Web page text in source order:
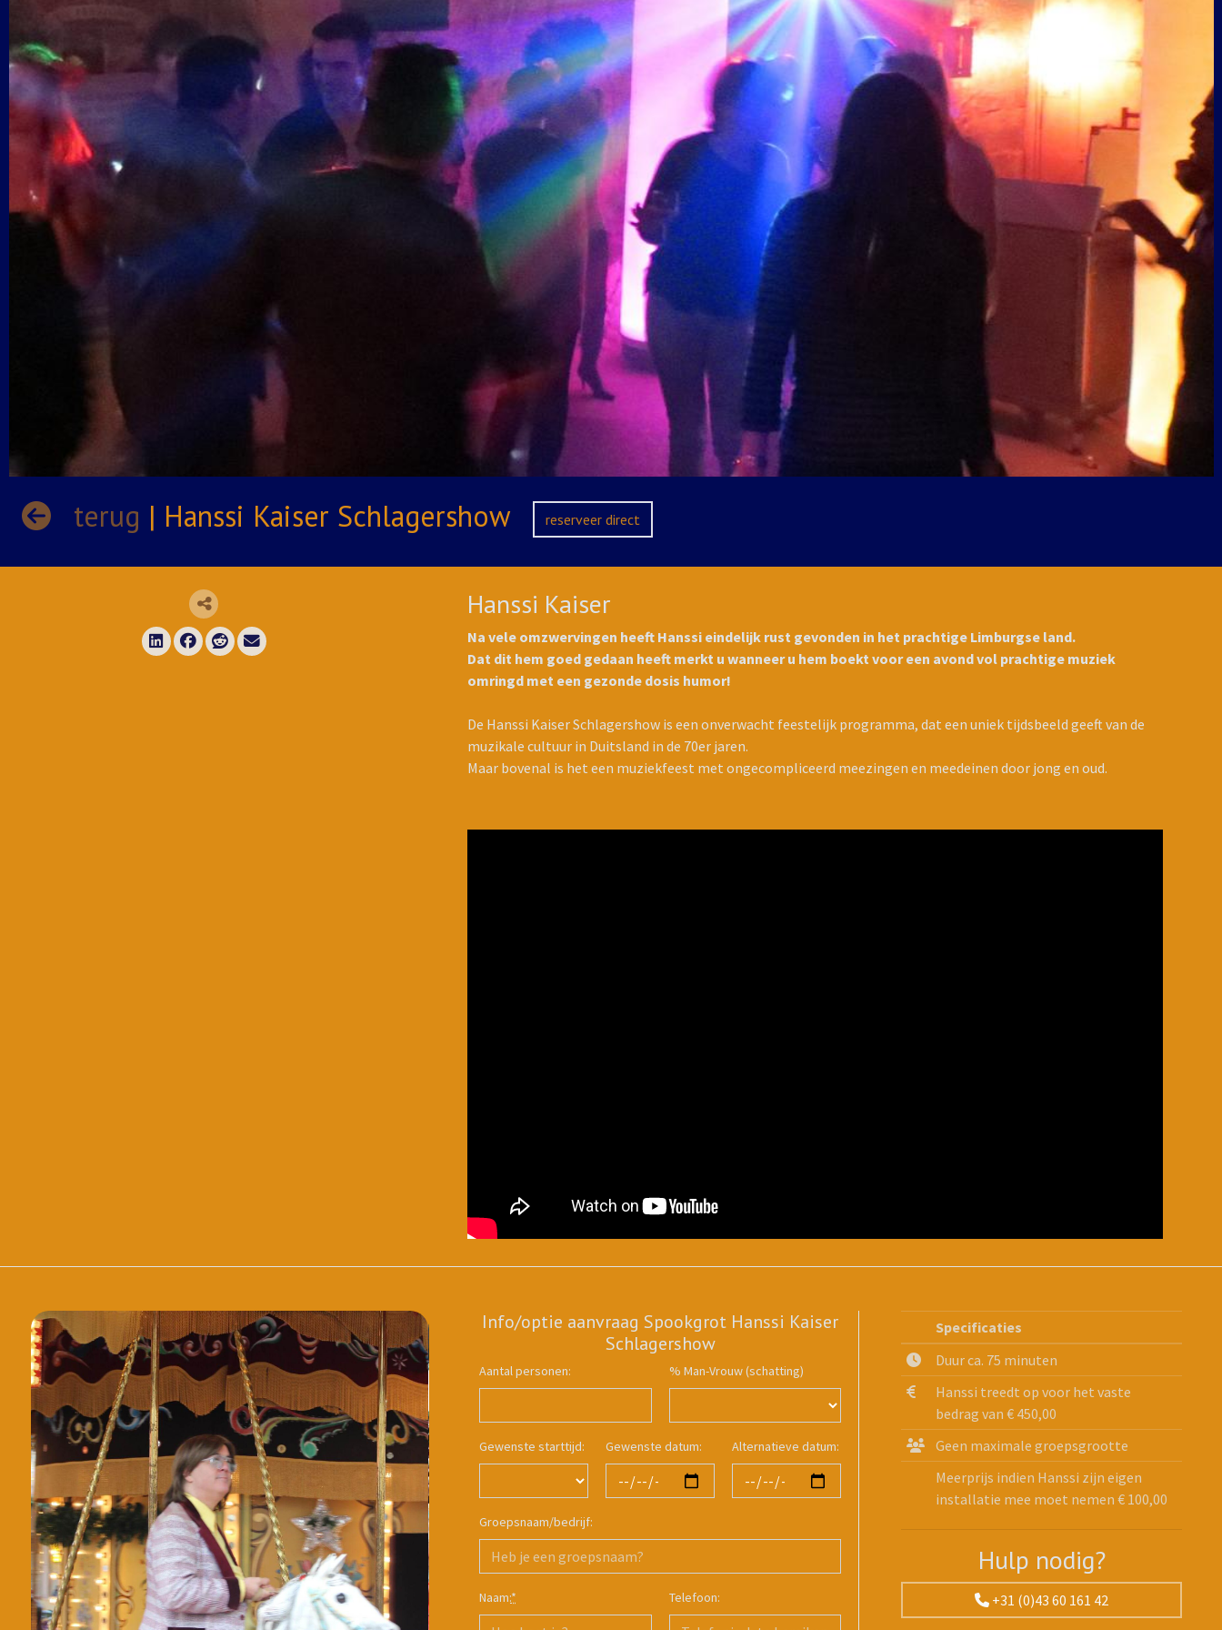
terug | Hanssi Kaiser Schlagershow reserveer direct
Deel via LinkedIn
Deel via Facebook
Deel via Reddit
Deel via E-mail
Hanssi Kaiser
Na vele omzwervingen heeft Hanssi eindelijk rust gevonden in het prachtige Limburgse land.
Dat dit hem goed gedaan heeft merkt u wanneer u hem boekt voor een avond vol prachtige muziek
omringd met een gezonde dosis humor!
De Hanssi Kaiser Schlagershow is een onverwacht feestelijk programma, dat een uniek tijdsbeeld geeft van de
muzikale cultuur in Duitsland in de 70er jaren.
Maar bovenal is het een muziekfeest met ongecompliceerd meezingen en meedeinen door jong en oud.
Info/optie aanvraag Spookgrot Hanssi Kaiser
Schlagershow
Aantal personen: % Man-Vrouw (schatting)
Gewenste starttijd: Gewenste datum: Alternatieve datum:
Groepsnaam/bedrijf:
Naam:* Telefoon:
Specificaties
Duur ca. 75 minuten
Hanssi treedt op voor het vaste
bedrag van € 450,00
Geen maximale groepsgrootte
Meerprijs indien Hanssi zijn eigen
installatie mee moet nemen € 100,00
Hulp nodig?
+31 (0)43 60 161 42